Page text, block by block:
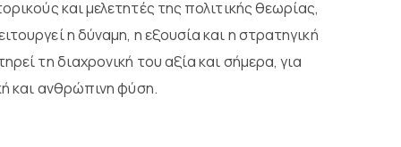
και μελετητές της πολιτικής θεωρίας,
η δύναμη, η εξουσία και η στρατηγική
τη διαχρονική του αξία και σήμερα, για
και ανθρώπινη φύση.